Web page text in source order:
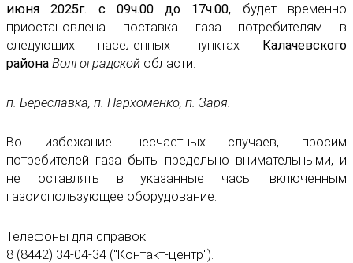
июня 2025г. с 09ч.00 до 17ч.00, будет временно
приостановлена поставка газа потребителям в
следующих населенных пунктах Калачевского
района Волгоградской области:
п. Береславка, п. Пархоменко, п. Заря.
Во избежание несчастных случаев, просим
потребителей газа быть предельно внимательными, и
не оставлять в указанные часы включенным
газоиспользующее оборудование.
Телефоны для справок:
8 (8442) 34-04-34 ("Контакт-центр").